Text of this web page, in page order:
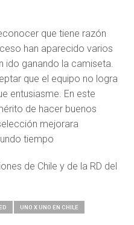
que tiene razón
han aparecido varios
ido ganando la camiseta.
que el equipo no logra
entusiasme. En este
de hacer buenos
mejorara
tiempo
de Chile y de la RD del
UNO X UNO EN CHILE